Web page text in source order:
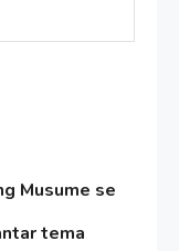
Musume se
tema